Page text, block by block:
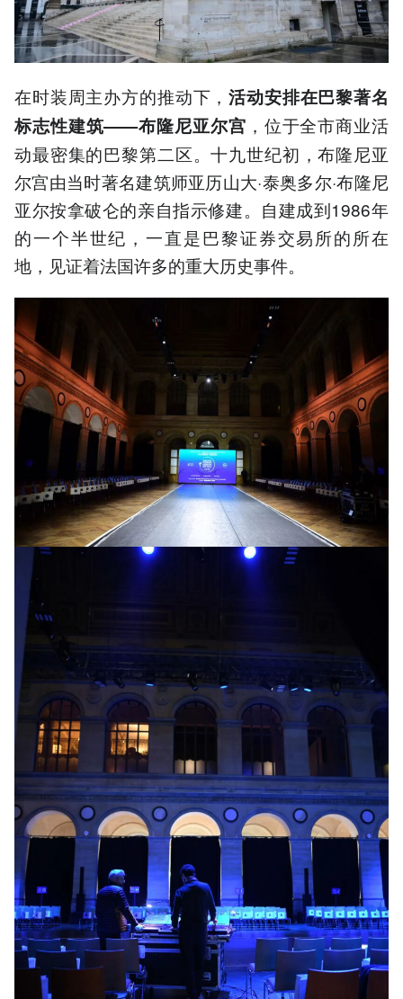
在时装周主办方的推动下，活动安排在巴黎著名
标志性建筑——布隆尼亚尔宫 ，位于全市商业活
动最密集的巴黎第二区。十九世纪初，布隆尼亚
尔宫由当时著名建筑师亚历山大·泰奥多尔·布隆尼
亚尔按拿破仑的亲自指示修建。自建成到1986年
的一个半世纪，一直是巴黎证券交易所的所在
地，见证着法国许多的重大历史事件。